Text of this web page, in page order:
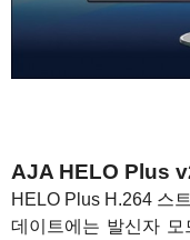
AJA HELO Plus
HELO Plus H.264 스
데이트에는 발신자